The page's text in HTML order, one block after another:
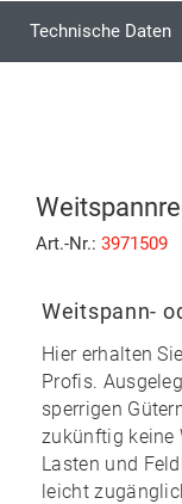
Technische Daten
Art.-Nr.: 3971509
Weitspann-
Hier erhalten
Profis.
sperrigen
zukünftig keine
Lasten und
leicht